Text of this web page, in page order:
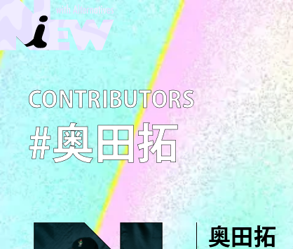
C­O­N­T­R­I­B­U­T­O­R­S
#奥田拓
奥田拓